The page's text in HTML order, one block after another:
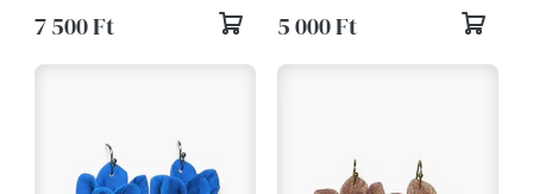
7 500 Ft 5 000 Ft